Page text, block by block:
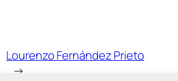
Lourenzo Fernández Prieto
→